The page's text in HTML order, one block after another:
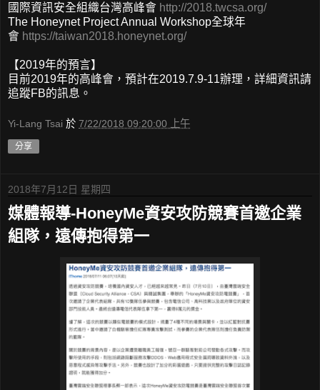
國際資訊安全組織台灣高峰會 http://2018.twcsa.org/
The Honeynet Project Annual Workshop全球年
會 https://taiwan2018.honeynet.org/
【2019年的預言】
目前2019年的高峰會，預計在2019.7.9-11辦理，詳細資訊請
追蹤FB的訊息。
Yi-Lang Tsai 於 7/22/2018 09:20:00 上午
分享
2018年7月12日 星期四
媒體報導-HoneyMe資安攻防競賽首邀企業
組隊，遠傳抱得第一